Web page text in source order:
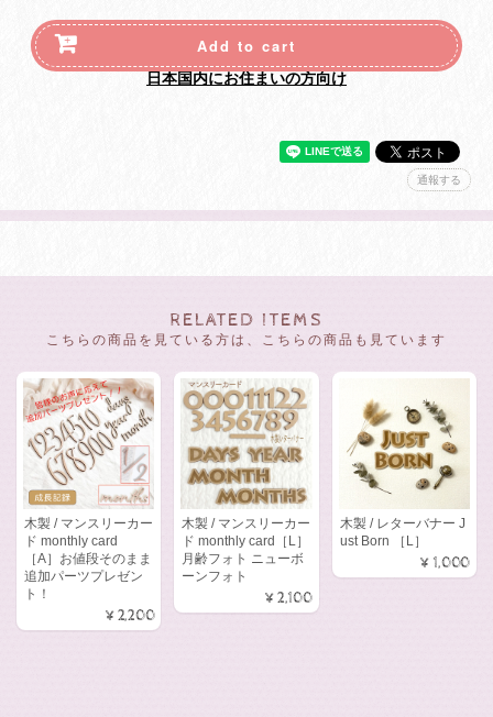
Add to cart
日本国内にお住まいの方向け
通報する
RELATED ITEMS
こちらの商品を見ている方は、こちらの商品も見ています
木製 / マンスリーカー
ド monthly card
［A］お値段そのまま
追加パーツプレゼン
ト！
¥2,200
木製 / マンスリーカー
ド monthly card［L］
月齢フォト ニューボ
ーンフォト
¥2,100
木製 / レターバナー J
ust Born ［L］
¥1,000